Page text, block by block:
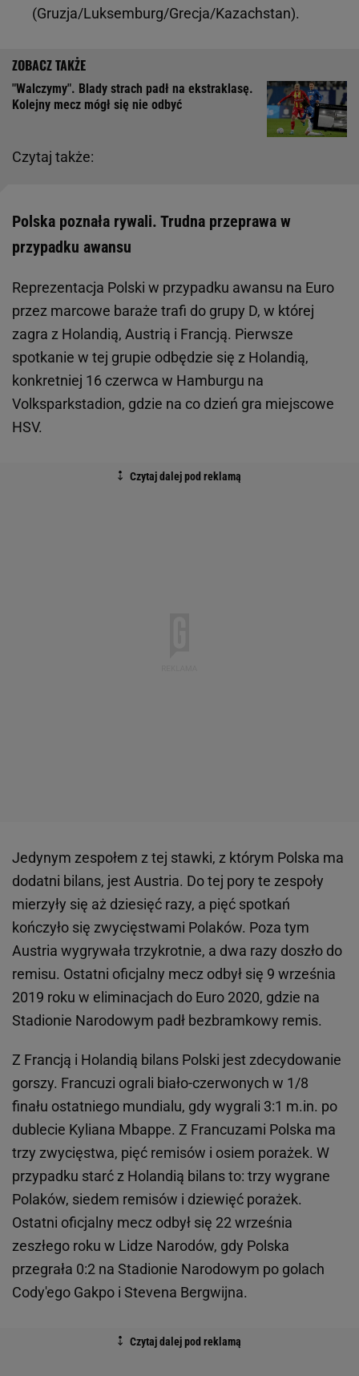
(Gruzja/Luksemburg/Grecja/Kazachstan).
Czytaj także:
"Walczymy". Blady strach padł na ekstraklasę.
Kolejny mecz mógł się nie odbyć
Polska poznała rywali. Trudna przeprawa w
przypadku awansu
Reprezentacja Polski w przypadku awansu na Euro
przez marcowe baraże trafi do grupy D, w której
zagra z Holandią, Austrią i Francją. Pierwsze
spotkanie w tej grupie odbędzie się z Holandią,
konkretniej 16 czerwca w Hamburgu na
Volksparkstadion, gdzie na co dzień gra miejscowe
HSV.
Jedynym zespołem z tej stawki, z którym Polska ma
dodatni bilans, jest Austria. Do tej pory te zespoły
mierzyły się aż dziesięć razy, a pięć spotkań
kończyło się zwycięstwami Polaków. Poza tym
Austria wygrywała trzykrotnie, a dwa razy doszło do
remisu. Ostatni oficjalny mecz odbył się 9 września
2019 roku w eliminacjach do Euro 2020, gdzie na
Stadionie Narodowym padł bezbramkowy remis.
Z Francją i Holandią bilans Polski jest zdecydowanie
gorszy. Francuzi ograli biało-czerwonych w 1/8
finału ostatniego mundialu, gdy wygrali 3:1 m.in. po
dublecie Kyliana Mbappe. Z Francuzami Polska ma
trzy zwycięstwa, pięć remisów i osiem porażek. W
przypadku starć z Holandią bilans to: trzy wygrane
Polaków, siedem remisów i dziewięć porażek.
Ostatni oficjalny mecz odbył się 22 września
zeszłego roku w Lidze Narodów, gdy Polska
przegrała 0:2 na Stadionie Narodowym po golach
Cody'ego Gakpo i Stevena Bergwijna.